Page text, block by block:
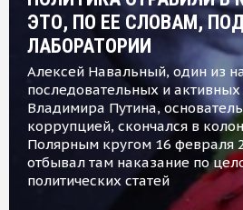
ЭТО, ПО ЕЕ СЛОВАМ,
ЛАБОРАТОРИИ
Алексей Навальный, один из
последовательных и
Владимира Путина,
коррупцией, скончался в
Полярным кругом 16 февраля
отбывал там наказание по
политических статей